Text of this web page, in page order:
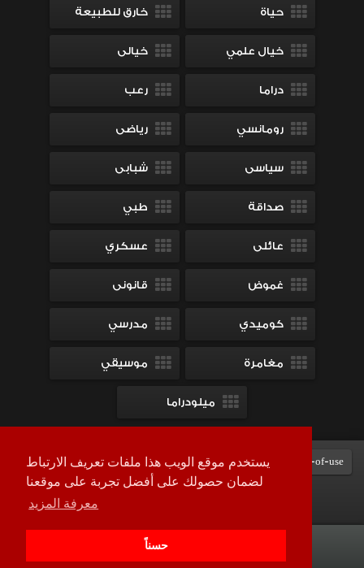
يستخدم موقع الويب هذا ملفات تعريف الارتباط
لضمان حصولك على أفضل تجربة على موقعنا
معرفة المزيد
حسناً
حياة خارق للطبيعة
خيال علمي خيالى
دراما رعب
رومانسي رياضى
سياسى شبابى
صداقة طبي
عائلى عسكري
غموض قانونى
كوميدي مدرسي
مغامرة موسيقي
ميلودراما
Terms-of-use
DMCA
contact-us سياسة الخصوصية
جميع الحقوق محفوظة © 2026